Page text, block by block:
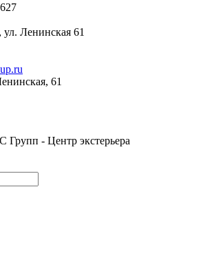
ул. Ленинская 61
61
- Центр экстерьера